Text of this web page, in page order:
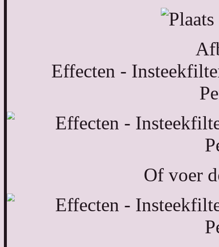
Effecten -
Of voer